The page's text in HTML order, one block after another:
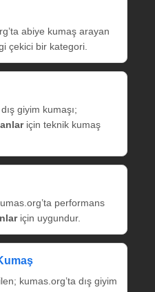
abiye kumaş arayan
çekici bir kategori.
giyim kumaşı;
için teknik kumaş
performans
için uygundur.
kumas.org’ta dış giyim